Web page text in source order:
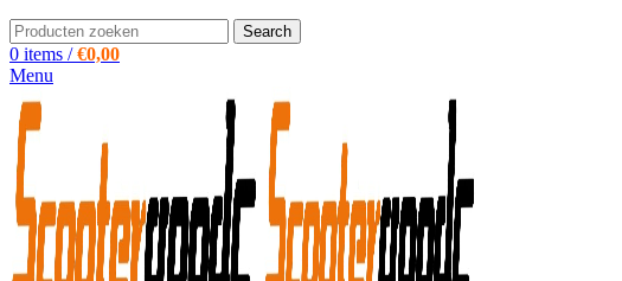
Search
0 items / €0,00
Menu